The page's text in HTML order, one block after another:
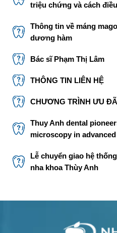
triệu chứng và cách
Thông tin về máng
dương hàm
Bác sĩ Phạm Thị Lâm
THÔNG TIN LIÊN HỆ
CHƯƠNG TRÌNH ƯU
Thuy Anh dental
microscopy in
Lễ chuyển giao hệ
nha khoa Thùy Anh